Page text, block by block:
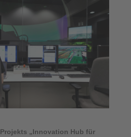
Projekts „Innovation Hub für